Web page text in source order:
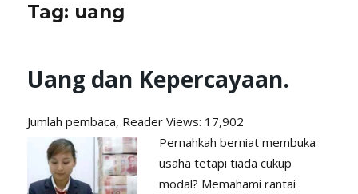
Tag: uang
Uang dan Kepercayaan.
Jumlah pembaca, ReaderViews: 17,902
Pernahkah berniat membuka
usaha tetapi tiada cukup
modal? Memahami rantai